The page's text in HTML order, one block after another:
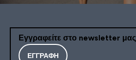
Εγγραφείτε στο newsletter μας
ΕΓΓΡΑΦΉ